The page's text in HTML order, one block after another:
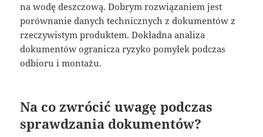
na wodę deszczową. Dobrym rozwiązaniem jest
porównanie danych technicznych z dokumentów z
rzeczywistym produktem. Dokładna analiza
dokumentów ogranicza ryzyko pomyłek podczas
odbioru i montażu.
Na co zwrócić uwagę podczas
sprawdzania dokumentów?